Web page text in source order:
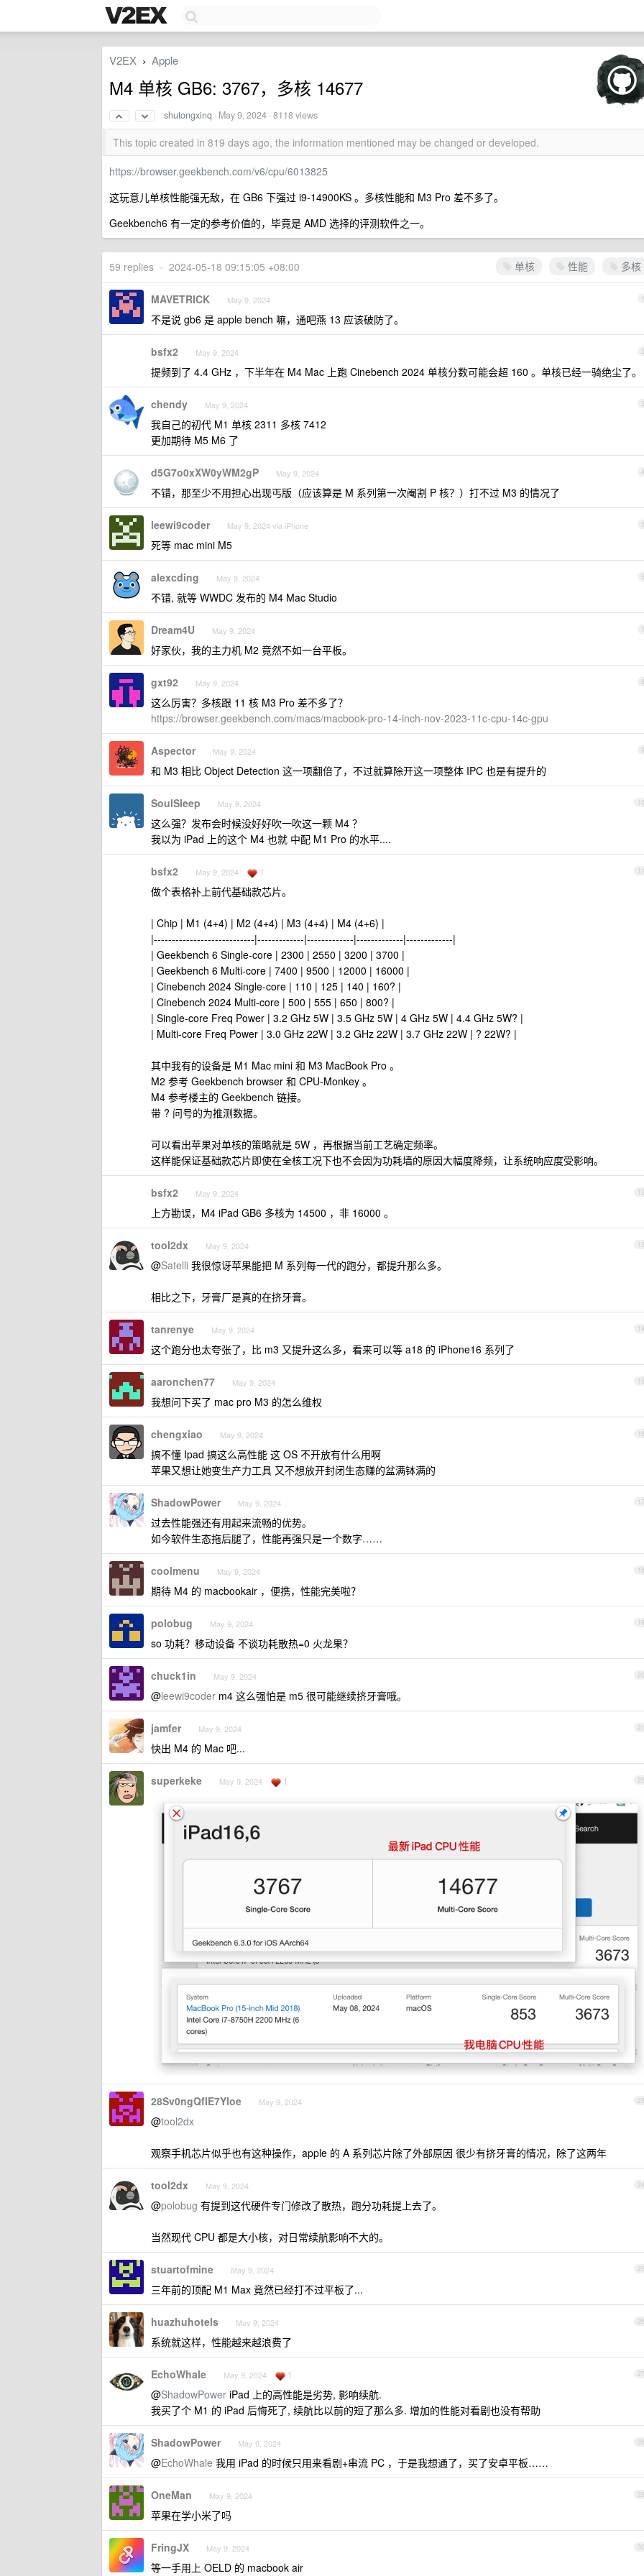
V2EX › Apple
M4 单核 GB6: 3767，多核 14677
shutongxinq · May 9, 2024 · 8118 views
This topic created in 819 days ago, the information mentioned may be changed or developed.
https://browser.geekbench.com/v6/cpu/6013825
这玩意儿单核性能强无敌，在 GB6 下强过 i9-14900KS 。多核性能和 M3 Pro 差不多了。
Geekbench6 有一定的参考价值的，毕竟是 AMD 选择的评测软件之一。
单核 性能 多核
59 replies • 2024-05-18 09:15:05 +08:00
1
MAVETRICK May 9, 2024
不是说 gb6 是 apple bench 嘛，通吧燕 13 应该破防了。
2
bsfx2 May 9, 2024
提频到了 4.4 GHz ，下半年在 M4 Mac 上跑 Cinebench 2024 单核分数可能会超 160 。单核已经一骑绝尘了。
3
chendy May 9, 2024
我自己的初代 M1 单核 2311 多核 7412
更加期待 M5 M6 了
4
d5G7o0xXW0yWM2gP May 9, 2024
不错，那至少不用担心出现丐版（应该算是 M 系列第一次阉割 P 核？）打不过 M3 的情况了
5
leewi9coder May 9, 2024 via iPhone
死等 mac mini M5
6
alexcding May 9, 2024
不错, 就等 WWDC 发布的 M4 Mac Studio
7
Dream4U May 9, 2024
好家伙，我的主力机 M2 竟然不如一台平板。
8
gxt92 May 9, 2024
这么厉害？多核跟 11 核 M3 Pro 差不多了？
https://browser.geekbench.com/macs/macbook-pro-14-inch-nov-2023-11c-cpu-14c-gpu
9
Aspector May 9, 2024
和 M3 相比 Object Detection 这一项翻倍了，不过就算除开这一项整体 IPC 也是有提升的
10
SoulSleep May 9, 2024
这么强？发布会时候没好好吹一吹这一颗 M4 ？
我以为 iPad 上的这个 M4 也就 中配 M1 Pro 的水平....
11
bsfx2 May 9, 2024 1
做个表格补上前代基础款芯片。
| Chip | M1 (4+4) | M2 (4+4) | M3 (4+4) | M4 (4+6) |
|----------------------------|-------------|-------------|-------------|-------------|
| Geekbench 6 Single-core | 2300 | 2550 | 3200 | 3700 |
| Geekbench 6 Multi-core | 7400 | 9500 | 12000 | 16000 |
| Cinebench 2024 Single-core | 110 | 125 | 140 | 160? |
| Cinebench 2024 Multi-core | 500 | 555 | 650 | 800? |
| Single-core Freq Power | 3.2 GHz 5W | 3.5 GHz 5W | 4 GHz 5W | 4.4 GHz 5W? |
| Multi-core Freq Power | 3.0 GHz 22W | 3.2 GHz 22W | 3.7 GHz 22W | ? 22W? |
其中我有的设备是 M1 Mac mini 和 M3 MacBook Pro 。
M2 参考 Geekbench browser 和 CPU-Monkey 。
M4 参考楼主的 Geekbench 链接。
带 ? 问号的为推测数据。
可以看出苹果对单核的策略就是 5W ，再根据当前工艺确定频率。
这样能保证基础款芯片即使在全核工况下也不会因为功耗墙的原因大幅度降频，让系统响应度受影响。
12
bsfx2 May 9, 2024
上方勘误，M4 iPad GB6 多核为 14500 ，非 16000 。
13
tool2dx May 9, 2024
@Satelli 我很惊讶苹果能把 M 系列每一代的跑分，都提升那么多。
相比之下，牙膏厂是真的在挤牙膏。
14
tanrenye May 9, 2024
这个跑分也太夸张了，比 m3 又提升这么多，看来可以等 a18 的 iPhone16 系列了
15
aaronchen77 May 9, 2024
我想问下买了 mac pro M3 的怎么维权
16
chengxiao May 9, 2024
搞不懂 Ipad 搞这么高性能 这 OS 不开放有什么用啊
苹果又想让她变生产力工具 又不想放开封闭生态赚的盆满钵满的
17
ShadowPower May 9, 2024
过去性能强还有用起来流畅的优势。
如今软件生态拖后腿了，性能再强只是一个数字……
18
coolmenu May 9, 2024
期待 M4 的 macbookair ，便携，性能完美啦？
19
polobug May 9, 2024
so 功耗？移动设备 不谈功耗散热=0 火龙果？
20
chuck1in May 9, 2024
@leewi9coder m4 这么强怕是 m5 很可能继续挤牙膏哦。
21
jamfer May 9, 2024
快出 M4 的 Mac 吧...
22
superkeke May 9, 2024 1
23
28Sv0ngQfIE7Yloe May 9, 2024
@tool2dx
观察手机芯片似乎也有这种操作，apple 的 A 系列芯片除了外部原因 很少有挤牙膏的情况，除了这两年
24
tool2dx May 9, 2024
@polobug 有提到这代硬件专门修改了散热，跑分功耗提上去了。
当然现代 CPU 都是大小核，对日常续航影响不大的。
25
stuartofmine May 9, 2024
三年前的顶配 M1 Max 竟然已经打不过平板了...
26
huazhuhotels May 9, 2024
系统就这样，性能越来越浪费了
27
EchoWhale May 9, 2024 1
@ShadowPower iPad 上的高性能是劣势, 影响续航.
我买了个 M1 的 iPad 后悔死了, 续航比以前的短了那么多. 增加的性能对看剧也没有帮助
28
ShadowPower May 9, 2024
@EchoWhale 我用 iPad 的时候只用来看剧+串流 PC ，于是我想通了，买了安卓平板……
29
OneMan May 9, 2024
苹果在学小米了吗
30
FringJX May 9, 2024
等一手用上 OELD 的 macbook air